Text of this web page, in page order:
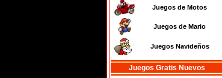
Juegos de Motos
Juegos de Mario
Juegos Navideños
Juegos Gratis Nuevos